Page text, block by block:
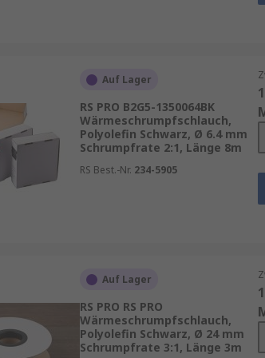
Anwendung berücksichtigen.
Kabelverbindungen?
passt und der die erforderliche
wählen? Man sollte
ist.
besonders? Man
sowie bei Reparatur- und
Auf Lager
RS PRO B2G5-1350064BK
Wärmeschrumpfschlauch,
Polyolefin Schwarz, Ø 6.4 mm
Schrumpfrate 2:1, Länge 8m
RS Best.-Nr. 234-5905
Auf Lager
RS PRO RS PRO
Wärmeschrumpfschlauch,
Polyolefin Schwarz, Ø 24 mm
Schrumpfrate 3:1, Länge 3m